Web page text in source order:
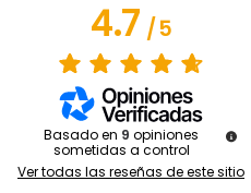
4.7/5
Basado en 9 opiniones
sometidas a control
Ver todas las reseñas de este sitio